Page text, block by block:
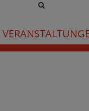
Site